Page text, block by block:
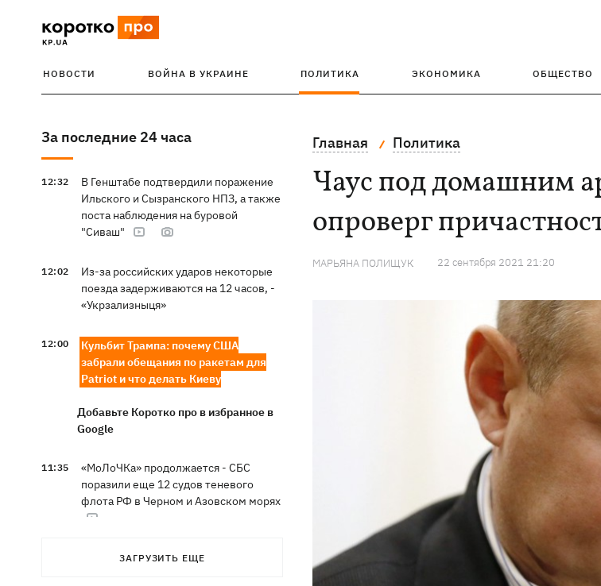
НОВОСТИ ВОЙНА В УКРАИНЕ ПОЛИТИКА ЭКОНОМИКА ОБЩЕСТВО
За последние 24 часа
12:32
В Генштабе подтвердили поражение
Ильского и Сызранского НПЗ, а также
поста наблюдения на буровой
"Сиваш"
12:02
Из-за российских ударов некоторые
поезда задерживаются на 12 часов, -
«Укрзализныця»
12:00
Кульбит Трампа: почему США
забрали обещания по ракетам для
Patriot и что делать Киеву
Добавьте Коротко про в избранное в
Google
11:35
«МоЛоЧКа» продолжается - СБС
поразили еще 12 судов теневого
флота РФ в Черном и Азовском морях
Свадьба Роналду: бум в аэропорту
ЗАГРУЗИТЬ ЕЩЕ
Главная Политика
Чаус под домашним
опроверг
МАРЬЯНА ПОЛИЩУК 22 сентября 2021 21:20